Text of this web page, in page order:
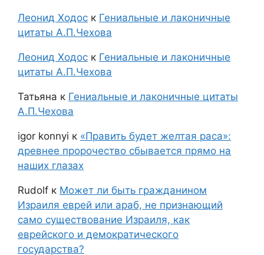
Леонид Ходос к Гениальные и лаконичные
цитаты А.П.Чехова
Леонид Ходос к Гениальные и лаконичные
цитаты А.П.Чехова
Татьяна к Гениальные и лаконичные цитаты
А.П.Чехова
igor konnyi к «Править будет желтая раса»:
древнее пророчество сбывается прямо на
наших глазах
Rudolf к Может ли быть гражданином
Израиля еврей или араб, не признающий
само существование Израиля, как
еврейского и демократического
государства?